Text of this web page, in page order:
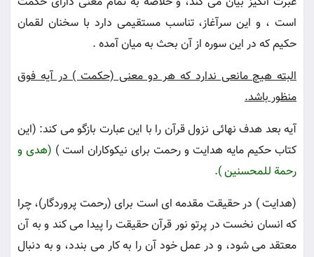
است ، و اين سرآغاز، تناسب مستقيمى دارد با سخنان لقمان
حكيم كه در اين سوره از آن بحث به ميان آمده .
البته هيچ مانعى ندارد كه هر دو معنى (حكمت ) در آيه فوق
منظور باشد.
آيه بعد هدف نهائى نزول قرآن را با اين عبارت بازگو مى كند: (اين
كتاب حكيم مايه هدايت و رحمت براى نيكوكاران است ) (هدى و
رحمة للمحسنين ).
(هدايت ) در حقيقت مقدمه اى است براى (رحمت پروردگار)، چرا
كه انسان نخست در پرتو نور قرآن حقيقت را پيدا مى كند و به آن
معتقد مى شود، و در عمل خود آن را به كار مى بندد، و به دنبال